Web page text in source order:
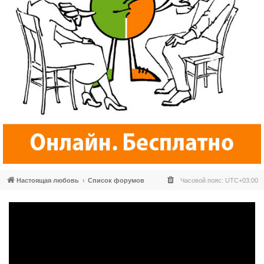
Настоящая любовь Список форумов Часовой пояс: UTC+03:00